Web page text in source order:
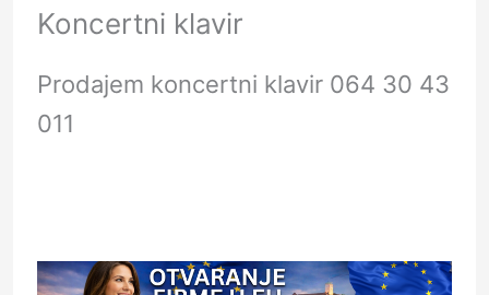
Koncertni klavir
Prodajem koncertni klavir 064 30 43
011